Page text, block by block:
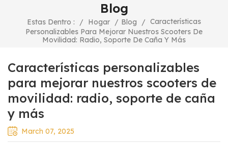
Blog
Estas Dentro : / Hogar / Blog / Características
Personalizables Para Mejorar Nuestros Scooters De
Movilidad: Radio, Soporte De Caña Y Más
Características personalizables
para mejorar nuestros scooters de
movilidad: radio, soporte de caña
y más
March 07, 2025